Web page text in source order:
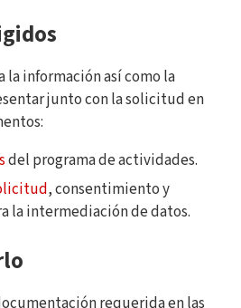
información así como la
junto con la solicitud en
del programa de actividades.
, consentimiento y
la intermediación de datos.